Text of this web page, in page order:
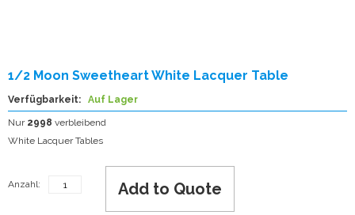
1/2 Moon Sweetheart White Lacquer Table
Verfügbarkeit: Auf Lager
Nur 2998 verbleibend
White Lacquer Tables
Anzahl: Add to Quote